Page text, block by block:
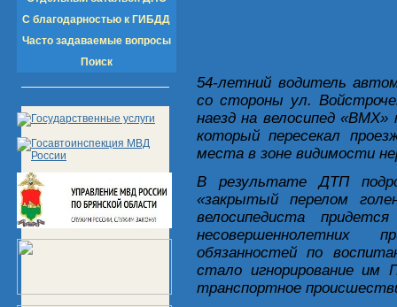
С благодарностью к ГИБДД
Часто задаваемые вопросы
Поиск
54-летний водитель
со стороны ул.
наезд на велосипед «ВМХ»
который пересекал
места в зоне видимости
В результате ДТП
«закрытый перелом
велосипедиста
несовершеннолетних
обязанностей по
стало игнорирование им
транспортное